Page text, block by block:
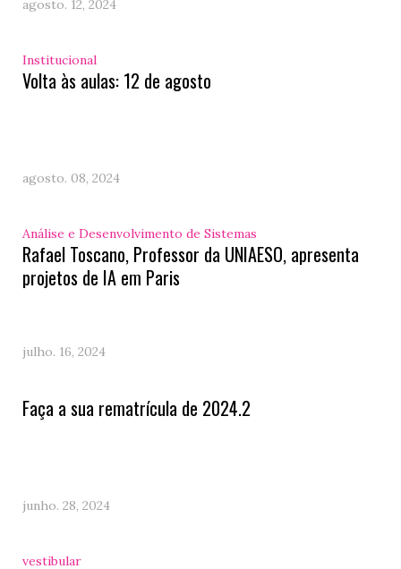
agosto. 12, 2024
Institucional
Volta às aulas: 12 de agosto
agosto. 08, 2024
Análise e Desenvolvimento de Sistemas
Rafael Toscano, Professor da UNIAESO, apresenta
projetos de IA em Paris
julho. 16, 2024
Faça a sua rematrícula de 2024.2
junho. 28, 2024
vestibular